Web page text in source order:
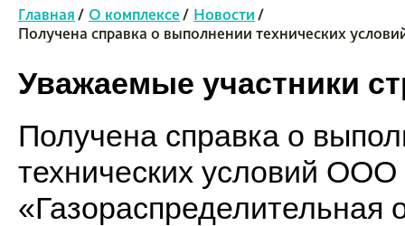
Главная / О комплексе / Новости /
Получена справка о выполнении технических
Уважаемые участники
Получена справка о
технических условий ООО
«Газораспределительная